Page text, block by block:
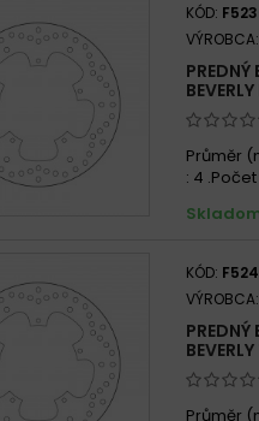
KÓD:
VÝROBCA:
Průměr
: 4
KÓD:
VÝROBCA:
Průměr